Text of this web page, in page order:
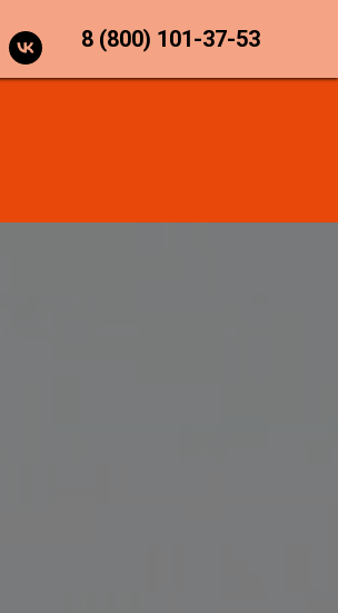
8 (800) 101-37-53